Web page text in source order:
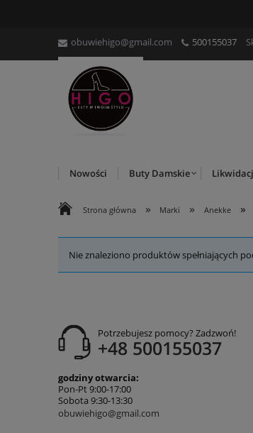
obuwiehigo@gmail.com 500155037
Nowości Buty Damskie
Strona główna » Marki » Anekke »
Nie znaleziono produktów spełniających
Potrzebujesz pomocy? Zadzwoń!
+48 500155037
godziny otwarcia:
Pon-Pt 9:00-17:00
Sobota 9:30-13:30
obuwiehigo@gmail.com